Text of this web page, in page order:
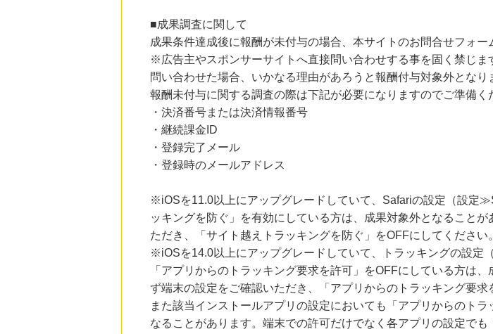
■成果調査に関して
成果条件達成後に報酬が未付与の場合、本サイトのお問合せフォー
※広告主やスポンサーサイトへ直接問い合わせする事を固く禁じま
問い合わせた場合、いかなる理由があろうと報酬付与対象外となり
報酬未付与に関する調査の際は下記が必要になりますのでご準備く
・決済番号または決済情報番号
・継続課金ID
・登録完了メール
・登録時のメールアドレス
※iOSを11.0以上にアップグレードしていて、Safariの設定（設定
ッキングを防ぐ」を有効にしている方は、成果対象外となること
ただき、「サイト越えトラッキングを防ぐ」をOFFにしてください。
※iOSを14.0以上にアップグレードしていて、トラッキングの設
「アプリからのトラッキング要求を許可」をOFFにしている方は
ず端末の設定をご確認いただき、「アプリからのトラッキング要求
また該当インストールアプリの設定においても「アプリからのト
なることがあります。端末での許可だけでなく各アプリの設定で